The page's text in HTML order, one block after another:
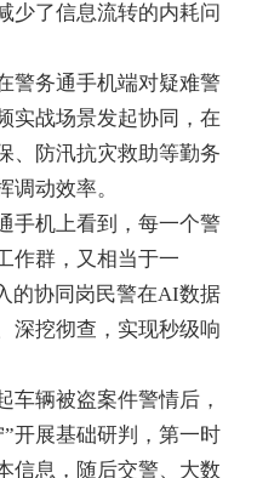
少了信息流转的内耗问
务通手机端对疑难警
实战场景发起协同，在
、防汛抗灾救助等勤务
调动效率。
机上看到，每一个警
作群，又相当于一
的协同岗民警在AI数据
深挖彻查，实现秒级响
辆被盗案件警情后，
开展基础研判，第一时
信息，随后交警、大数